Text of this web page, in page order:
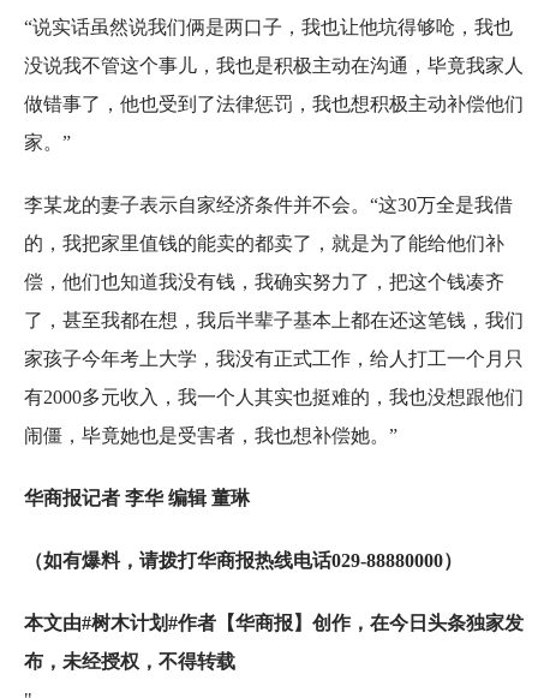
“说实话虽然说我们俩是两口子，我也让他坑得够呛，我也
没说我不管这个事儿，我也是积极主动在沟通，毕竟我家人
做错事了，他也受到了法律惩罚，我也想积极主动补偿他们
家。”
李某龙的妻子表示自家经济条件并不会。“这30万全是我借
的，我把家里值钱的能卖的都卖了，就是为了能给他们补
偿，他们也知道我没有钱，我确实努力了，把这个钱凑齐
了，甚至我都在想，我后半辈子基本上都在还这笔钱，我们
家孩子今年考上大学，我没有正式工作，给人打工一个月只
有2000多元收入，我一个人其实也挺难的，我也没想跟他们
闹僵，毕竟她也是受害者，我也想补偿她。”
华商报记者 李华 编辑 董琳
（如有爆料，请拨打华商报热线电话029-88880000）
本文由#树木计划#作者【华商报】创作，在今日头条独家发
布，未经授权，不得转载